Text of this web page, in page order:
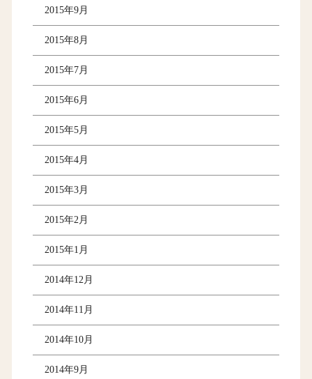
2015年9月
2015年8月
2015年7月
2015年6月
2015年5月
2015年4月
2015年3月
2015年2月
2015年1月
2014年12月
2014年11月
2014年10月
2014年9月